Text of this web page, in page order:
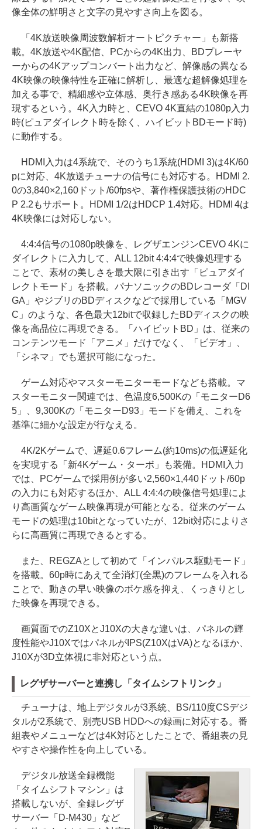
像全体の鮮明さと文字の見やすさ向上を図る。
「4K放送映像周波数解析オートピクチャー」も新搭
載。4K放送や4K配信、PCからの4K出力、BDプレーヤ
ーからの4Kアップコンバート出力など、解像感の異なる
4K映像の映像特性を正確に解析し、最適な超解像処理を
加える事で、精細感や立体感、奥行き感ある4K映像を再
現するという。4K入力時と、CEVO 4K直結の1080p入力
時(ピュアダイレクト時を除く、ハイビットBDモード時)
に動作する。
HDMI入力は4系統で、そのうち1系統(HDMI 3)は4K/60
pに対応、4K放送チューナの信号にも対応する。HDMI 2.
0の3,840×2,160ドット/60fpsや、著作権保護技術のHDC
P 2.2もサポート。HDMI 1/2はHDCP 1.4対応。HDMI 4は
4K映像には対応しない。
4:4:4信号の1080p映像を、レグザエンジンCEVO 4Kに
ダイレクトに入力して、ALL 12bit 4:4:4で映像処理する
ことで、素材の美しさを最大限に引き出す「ピュアダイ
レクトモード」を搭載。パナソニックのBDレコーダ「DI
GA」やジブリのBDディスクなどで採用している「MGV
C」のような、各色最大12bitで収録したBDディスクの映
像を高品位に再現できる。「ハイビットBD」は、従来の
コンテンツモード「アニメ」だけでなく、「ビデオ」、
「シネマ」でも選択可能になった。
ゲーム対応やマスターモニターモードなども搭載。マ
スターモニター関連では、色温度6,500Kの「モニターD6
5」、9,300Kの「モニターD93」モードを備え、これを
基準に細かな設定が行なえる。
4K/2Kゲームで、遅延0.6フレーム(約10ms)の低遅延化
を実現する「新4Kゲーム・ターボ」も装備。HDMI入力
では、PCゲームで採用例が多い2,560×1,440ドット/60p
の入力にも対応するほか、ALL 4:4:4の映像信号処理によ
り高画質なゲーム映像再現が可能となる。従来のゲーム
モードの処理は10bitとなっていたが、12bit対応によりさ
らに高画質に再現できるとする。
また、REGZAとして初めて「インパルス駆動モード」
を搭載。60p時にあえて全消灯(全黒)のフレームを入れる
ことで、動きの早い映像のボケ感を抑え、くっきりとし
た映像を再現できる。
画質面でのZ10XとJ10Xの大きな違いは、パネルの輝
度性能やJ10XではパネルがIPS(Z10XはVA)となるほか、
J10Xが3D立体視に非対応という点。
レグザサーバーと連携し「タイムシフトリンク」
チューナは、地上デジタルが3系統、BS/110度CSデジ
タルが2系統で、別売USB HDDへの録画に対応する。番
組表やメニューなどは4K対応としたことで、番組表の見
やすさや操作性を向上している。
デジタル放送全録機能
「タイムシフトマシン」は
搭載しないが、全録レグザ
サーバー「D-M430」など